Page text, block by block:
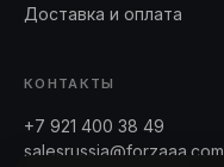
Доставка и оплата
КОНТАКТЫ
+7 921 400 38 49
salesrussia@forzaaa.com